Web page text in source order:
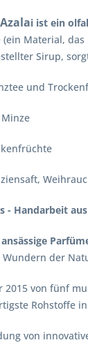
i ist ein
(ein Material,
Sirup,
und
- Handarbeit
der
2015 von fünf
Rohstoffe
von